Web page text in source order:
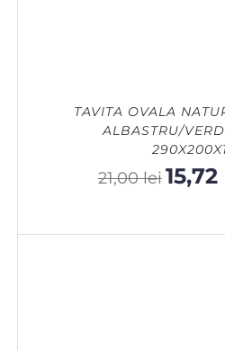
TAVITA OVALA
ALBASTRU/
21,00lei Prețul
fost:
15,72